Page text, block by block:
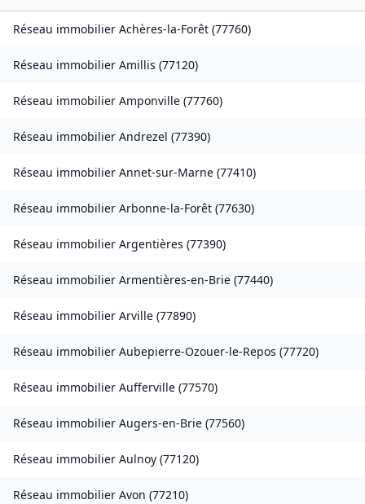
Réseau immobilier Achères-la-Forêt (77760)
Réseau immobilier Amillis (77120)
Réseau immobilier Amponville (77760)
Réseau immobilier Andrezel (77390)
Réseau immobilier Annet-sur-Marne (77410)
Réseau immobilier Arbonne-la-Forêt (77630)
Réseau immobilier Argentières (77390)
Réseau immobilier Armentières-en-Brie (77440)
Réseau immobilier Arville (77890)
Réseau immobilier Aubepierre-Ozouer-le-Repos (77720)
Réseau immobilier Aufferville (77570)
Réseau immobilier Augers-en-Brie (77560)
Réseau immobilier Aulnoy (77120)
Réseau immobilier Avon (77210)